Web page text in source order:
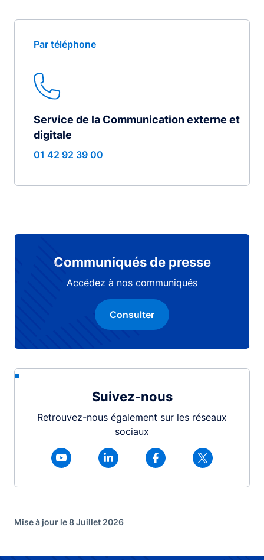
Par téléphone
Service de la Communication externe et
digitale
01 42 92 39 00
Communiqués de presse
Accédez à nos communiqués
Consulter
Suivez-nous
Retrouvez-nous également sur les réseaux
sociaux
Mise à jour le 8 Juillet 2026